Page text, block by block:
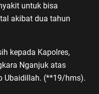
untuk bisa
akibat dua tahun
kepada Kapolres,
Nganjuk atas
Ubaidillah. (**19/hms).